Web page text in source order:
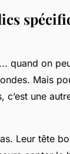
quand on
Mais
une
Leur tête